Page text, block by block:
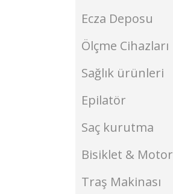
Ecza Deposu
Ölçme Cihazları
Sağlık ürünleri
Epilatör
Saç kurutma
Bisiklet & Motor
Traş Makinası